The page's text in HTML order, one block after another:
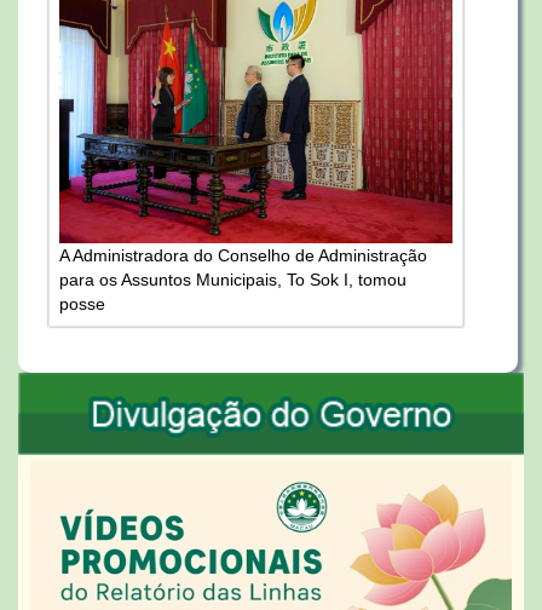
A Administradora do Conselho de Administração
para os Assuntos Municipais, To Sok I, tomou
posse